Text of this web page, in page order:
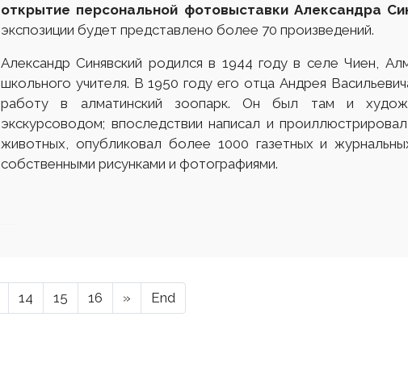
открытие персональной фотовыставки Александра
экспозиции будет представлено более 70 произведений.
Александр Синявский родился в 1944 году в селе Чиен,
школьного учителя. В 1950 году его отца Андрея
работу в алматинский зоопарк. Он был там и
экскурсоводом; впоследствии написал и
животных, опубликовал более 1000 газетных и
собственными рисунками и фотографиями.
14 15 16 » End